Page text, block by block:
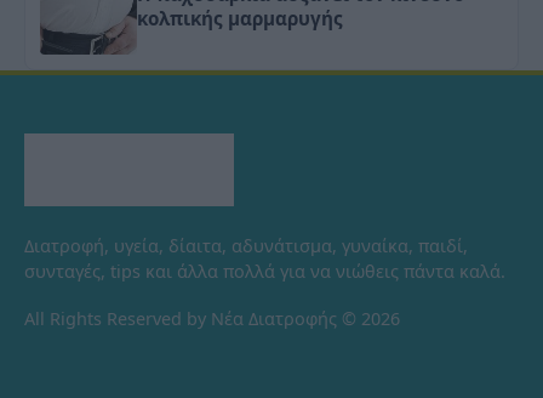
κολπικής μαρμαρυγής
Διατροφή, υγεία, δίαιτα, αδυνάτισμα, γυναίκα, παιδί,
συνταγές, tips και άλλα πολλά για να νιώθεις πάντα καλά.
All Rights Reserved by Νέα Διατροφής © 2026